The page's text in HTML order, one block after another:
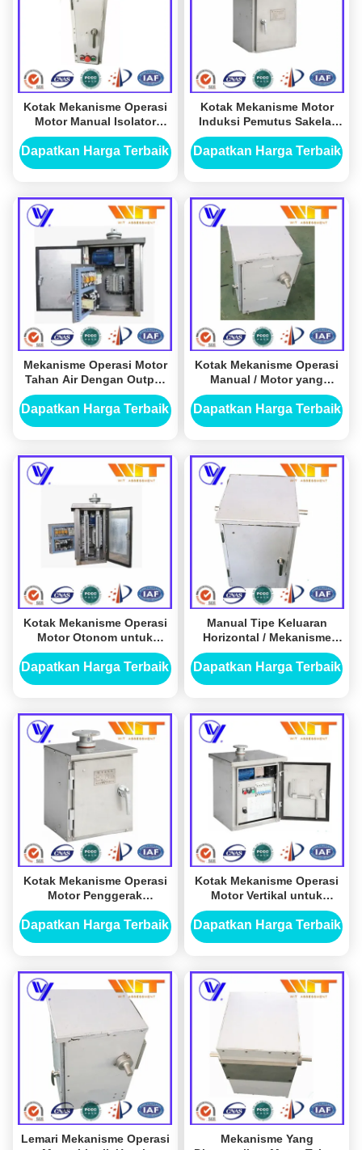
Kotak Mekanisme Operasi
Motor Manual Isolator
33KV Disconnect Switch
Dapatkan Harga Terbaik
Kotak Mekanisme Motor
Induksi Pemutus Sakelar
Pembumian Dioperasikan
Dapatkan Harga Terbaik
Mekanisme Operasi Motor
Tahan Air Dengan Output
Fase Tunggal, 220W-550W
Dapatkan Harga Terbaik
Kotak Mekanisme Operasi
Manual / Motor yang
Digunakan dalam Sakelar
Pemutus Isolator
Dapatkan Harga Terbaik
Kotak Mekanisme Operasi
Motor Otonom untuk
Sakelar Isolasi
Dapatkan Harga Terbaik
Manual Tipe Keluaran
Horizontal / Mekanisme
Operasi Motor Luar
Ruangan, Sertifikasi
Dapatkan Harga Terbaik
Kotak Mekanisme Operasi
Motor Penggerak
Tegangan Tinggi untuk
Peralatan Distribusi Daya
Dapatkan Harga Terbaik
Kotak Mekanisme Operasi
Motor Vertikal untuk
Sakelar Pembumian,
Standar IEC
Dapatkan Harga Terbaik
Lemari Mekanisme Operasi
Mekanisme Yang